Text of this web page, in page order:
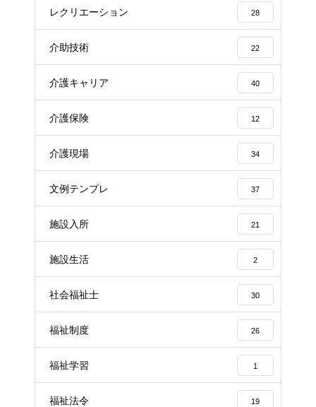
レクリエーション 28
介助技術 22
介護キャリア 40
介護保険 12
介護現場 34
文例テンプレ 37
施設入所 21
施設生活 2
社会福祉士 30
福祉制度 26
福祉学習 1
福祉法令 19